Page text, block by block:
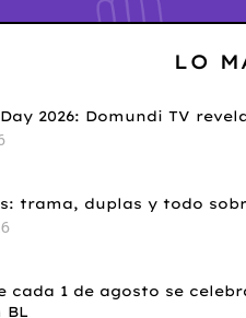
LO
2026: Domundi TV
trama, duplas y todo
cada 1 de agosto se
BL